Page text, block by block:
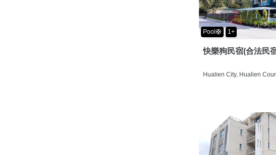
Pool🛟 1+
快樂狗民宿(合法民
Hualien City, Hualien